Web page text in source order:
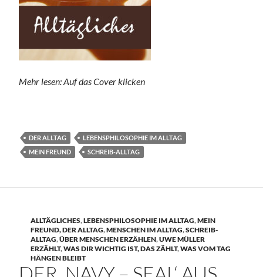
Mehr lesen: Auf das Cover klicken
DER ALLTAG
LEBENSPHILOSOPHIE IM ALLTAG
MEIN FREUND
SCHREIB-ALLTAG
ALLTÄGLICHES,LEBENSPHILOSOPHIE IM ALLTAG,MEIN
FREUND, DER ALLTAG,MENSCHEN IM ALLTAG,SCHREIB-
ALLTAG,ÜBER MENSCHEN ERZÄHLEN,UWE MÜLLER
ERZÄHLT,WAS DIR WICHTIG IST, DAS ZÄHLT,WAS VOM TAG
HÄNGEN BLEIBT